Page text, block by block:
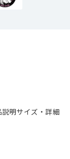
説明サイズ・詳細